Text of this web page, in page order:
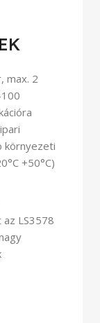
max. 2
környezeti
+50°C)
LS3578